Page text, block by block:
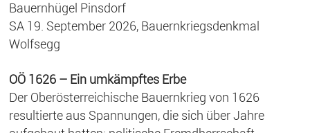
Bauernhügel Pinsdorf
SA 19. September 2026, Bauernkriegsdenkmal
Wolfsegg
OÖ 1626 – Ein umkämpftes Erbe
Der Oberösterreichische Bauernkrieg von 1626
resultierte aus Spannungen, die sich über Jahre